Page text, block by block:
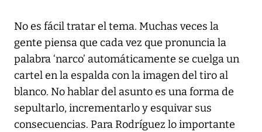
No es fácil tratar el tema. Muchas veces la
gente piensa que cada vez que pronuncia la
palabra ‘narco’ automáticamente se cuelga un
cartel en la espalda con la imagen del tiro al
blanco. No hablar del asunto es una forma de
sepultarlo, incrementarlo y esquivar sus
consecuencias. Para Rodríguez lo importante